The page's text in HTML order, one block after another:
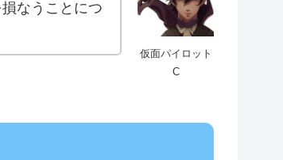
仮面パイロット
C
なうことにつ